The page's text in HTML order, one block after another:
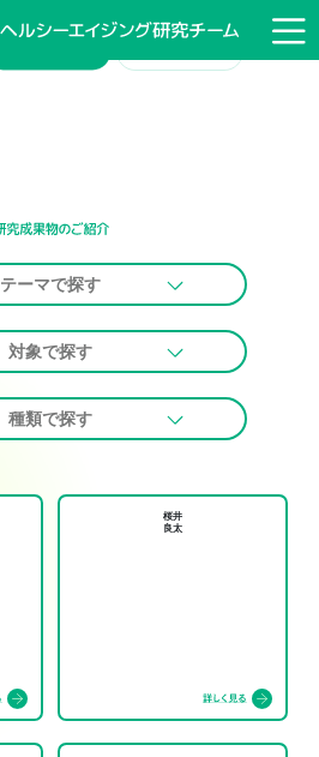
テーマで探す
対象で探す
種類で探す
桜井
良太